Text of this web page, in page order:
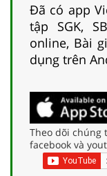
Đã có app
tập SGK,
online, Bài
dụng trên
Theo dõi chúng
facebook và